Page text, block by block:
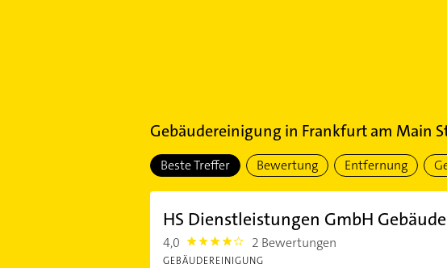
Gebäudereinigung in Frankfurt am Main
Beste Treffer Bewertung Entfernung
HS Dienstleistungen GmbH
4,0 4.0 2 Bewertungen
GEBÄUDEREINIGUNG